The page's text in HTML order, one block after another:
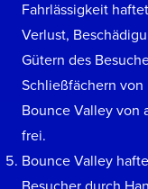
Fahrlässigkeit
Verlust,
Gütern des
Schließfächern
Bounce Valley von
frei.
Bounce Valley